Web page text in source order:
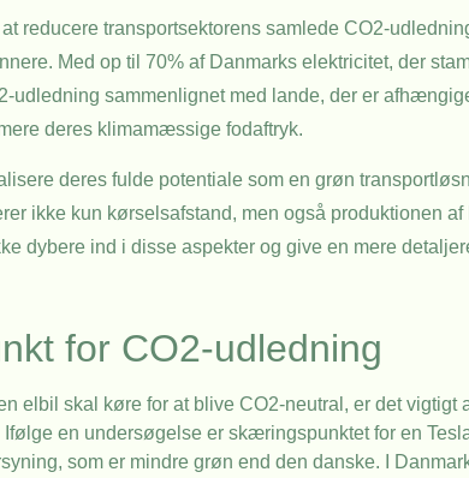
reducere transportsektorens samlede CO2-
Med op til 70% af Danmarks elektricitet, der
udledning sammenlignet med lande, der er
deres klimamæssige fodaftryk.
deres fulde potentiale som en grøn
ikke kun kørselsafstand, men også produktionen
dybere ind i disse aspekter og give en mere
for CO2-udledning
elbil skal køre for at blive CO2-neutral, er det
en undersøgelse er skæringspunktet for en
som er mindre grøn end den danske. I